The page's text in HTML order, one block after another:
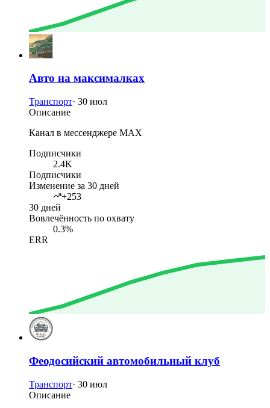
Авто на максималках
Транспорт· 30 июл
Описание
Канал в мессенджере MAX
Подписчики
2.4K
Подписчики
Изменение за 30 дней
+253
30 дней
Вовлечённость по охвату
0.3%
ERR
Феодосийский автомобильный клуб
Транспорт· 30 июл
Описание